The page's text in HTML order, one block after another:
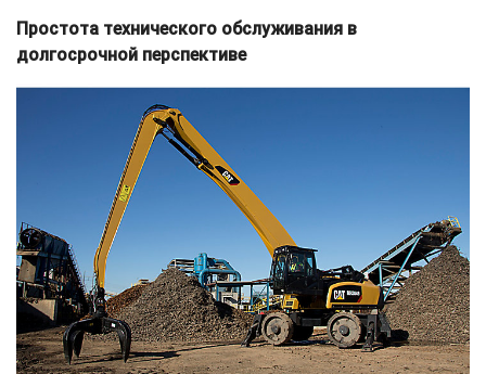
Простота технического обслуживания в
долгосрочной перспективе